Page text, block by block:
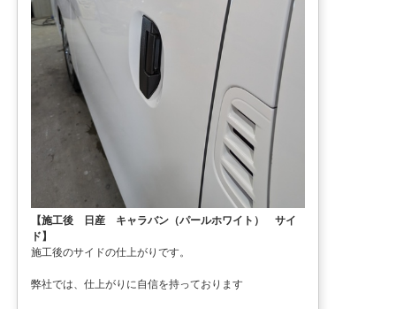
【施工後 日産 キャラバン（パールホワイト） サイ
ド】
施工後のサイドの仕上がりです。
弊社では、仕上がりに自信を持っております